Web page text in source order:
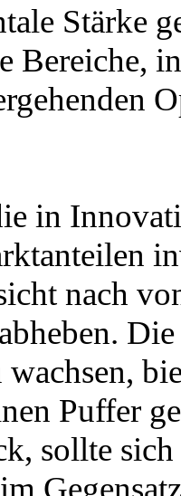
Stärke
Bereiche,
in
nach
Puffer
sollte